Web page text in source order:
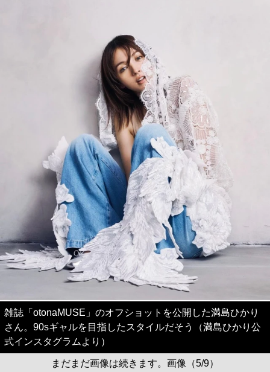
雑誌「otonaMUSE」のオフショットを公開した満島ひかり
さん。90sギャルを目指したスタイルだそう（満島ひかり公
式インスタグラムより）
まだまだ画像は続きます。画像（5/9）